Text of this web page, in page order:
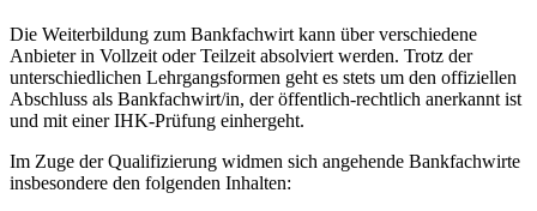
Die Weiterbildung zum Bankfachwirt kann über verschiedene
Anbieter in Vollzeit oder Teilzeit absolviert werden. Trotz der
unterschiedlichen Lehrgangsformen geht es stets um den offiziellen
Abschluss als Bankfachwirt/in, der öffentlich-rechtlich anerkannt ist
und mit einer IHK-Prüfung einhergeht.
Im Zuge der Qualifizierung widmen sich angehende Bankfachwirte
insbesondere den folgenden Inhalten: